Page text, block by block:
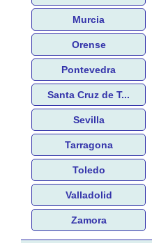
Murcia
Orense
Pontevedra
Santa Cruz de T...
Sevilla
Tarragona
Toledo
Valladolid
Zamora